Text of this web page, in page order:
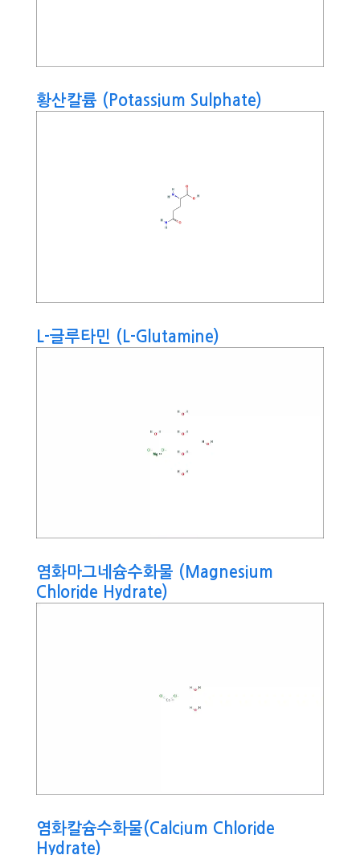
황산칼륨 (Potassium Sulphate)
L-글루타민 (L-Glutamine)
염화마그네슘수화물 (Magnesium
Chloride Hydrate)
염화칼슘수화물(Calcium Chloride
Hydrate)